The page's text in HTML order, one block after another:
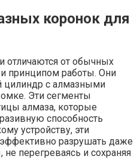
коронок для
отличаются от обычных
принципом работы. Они
цилиндр с алмазными
Эти сегменты
алмаза, которые
способность
устройству, эти
разрушать даже
перегреваясь и сохраняя